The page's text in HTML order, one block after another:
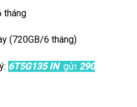
tháng
(720GB/6 tháng)
6T5G135 IN gửi 290